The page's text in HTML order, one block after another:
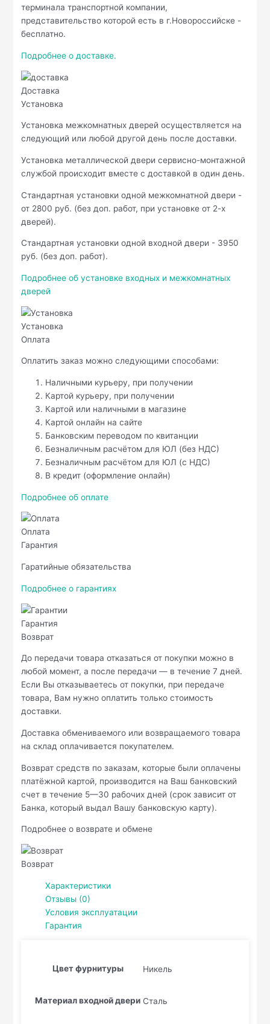
терминала транспортной компании,
представительство которой есть в г.Новороссийске -
бесплатно.
Подробнее о доставке.
Доставка
Установка
Установка межкомнатных дверей осуществляется на
следующий или любой другой день после доставки.
Установка металлической двери сервисно-монтажной
службой происходит вместе с доставкой в один день.
Стандартная установки одной межкомнатной двери -
от 2800 руб. (без доп. работ, при установке от 2-х
дверей).
Стандартная установки одной входной двери - 3950
руб. (без доп. работ).
Подробнее об установке входных и межкомнатных
дверей
Установка
Оплата
Оплатить заказ можно следующими способами:
Наличными курьеру, при получении
Картой курьеру, при получении
Картой или наличными в магазине
Картой онлайн на сайте
Банковским переводом по квитанции
Безналичным расчётом для ЮЛ (без НДС)
Безналичным расчётом для ЮЛ (с НДС)
В кредит (оформление онлайн)
Подробнее об оплате
Оплата
Гарантия
Гаратийные обязательства
Подробнее о гарантиях
Гарантия
Возврат
До передачи товара отказаться от покупки можно в
любой момент, а после передачи — в течение 7 дней.
Если Вы отказываетесь от покупки, при передаче
товара, Вам нужно оплатить только стоимость
доставки.
Доставка обмениваемого или возвращаемого товара
на склад оплачивается покупателем.
Возврат средств по заказам, которые были оплачены
платёжной картой, производится на Ваш банковский
счет в течение 5—30 рабочих дней (срок зависит от
Банка, который выдал Вашу банковскую карту).
Подробнее о возврате и обмене
Возврат
Характеристики
Отзывы (0)
Условия эксплуатации
Гарантия
Цвет фурнитуры Никель
Материал входной двери Сталь